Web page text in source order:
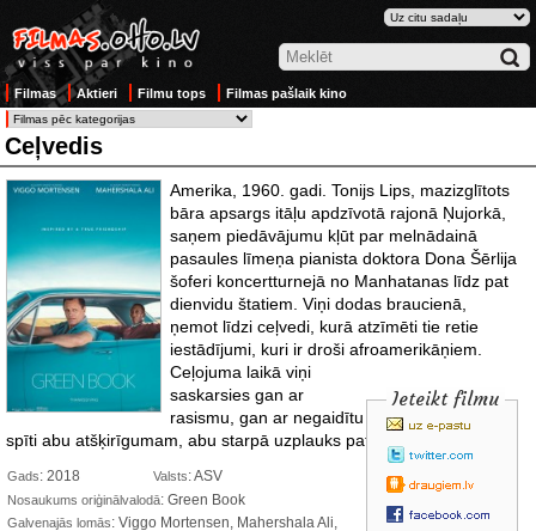
Filmas Aktieri Filmu tops Filmas pašlaik kino
Ceļvedis
Amerika, 1960. gadi. Tonijs Lips, mazizglītots
bāra apsargs itāļu apdzīvotā rajonā Ņujorkā,
saņem piedāvājumu kļūt par melnādainā
pasaules līmeņa pianista doktora Dona Šērlija
šoferi koncertturnejā no Manhatanas līdz pat
dienvidu štatiem. Viņi dodas braucienā,
ņemot līdzi ceļvedi, kurā atzīmēti tie retie
iestādījumi, kuri ir droši afroamerikāņiem.
Ceļojuma laikā viņi
saskarsies gan ar
rasismu, gan ar negaidītu cilvēcību, un, par
spīti abu atšķirīgumam, abu starpā uzplauks patiesa draudzība.
Ieteikt filmu
Gads: 2018 Valsts: ASV
Nosaukums oriģinālvalodā: Green Book
Galvenajās lomās: Viggo Mortensen, Mahershala Ali,